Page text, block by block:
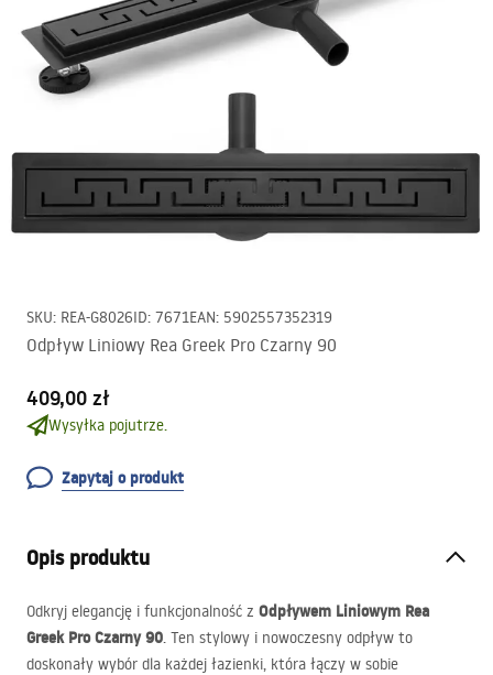
SKU: REA-G8026ID: 7671EAN: 5902557352319
Odpływ Liniowy Rea Greek Pro Czarny 90
409,00 zł
Wysyłka pojutrze.
Zapytaj o produkt
Opis produktu
Odkryj elegancję i funkcjonalność z Odpływem Liniowym Rea
Greek Pro Czarny 90. Ten stylowy i nowoczesny odpływ to
doskonały wybór dla każdej łazienki, która łączy w sobie